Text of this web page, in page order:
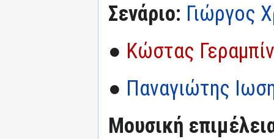
Σενάριο: Γιώργος
● Κώστας
● Παναγιώτης
Μουσική